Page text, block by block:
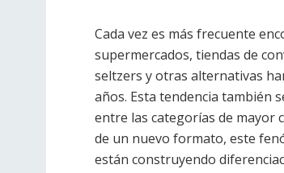
Cada vez es más frecuente
supermercados, tiendas de
seltzers y otras alternativas
años. Esta tendencia también
entre las categorías de mayor
de un nuevo formato, este
están construyendo